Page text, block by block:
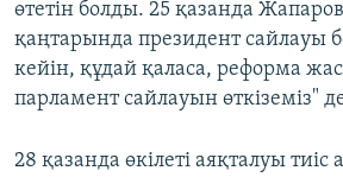
өтетін болды. 25 қазанда
қаңтарында президент сайлауы
кейін, құдай қаласа, реформа
парламент сайлауын өткіземіз"
28 қазанда өкілеті аяқталуы